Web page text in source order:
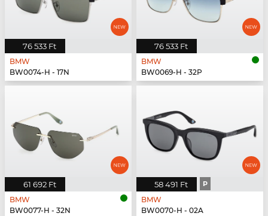
76 533 Ft
BMW
BW0074-H - 17N
76 533 Ft
BMW
BW0069-H - 32P
61 692 Ft
BMW
BW0077-H - 32N
58 491 Ft P
BMW
BW0070-H - 02A